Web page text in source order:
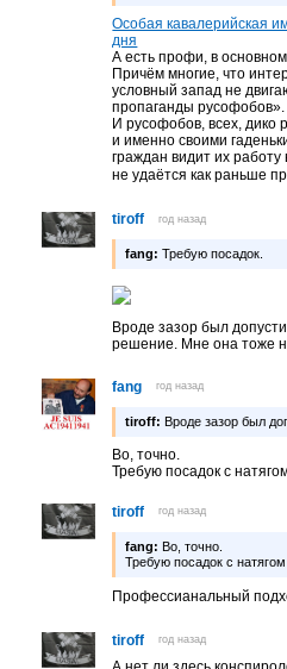
Особая кавалерийская
дня
А есть профи, в
Причём многие, что
условный запад не
пропаганды русофобов».
И русофобов, всех, дико
и именно своими
граждан видит их
не удаётся как раньше
tiroff год назад
fang: Требую посадок.
Вроде зазор был
решение. Мне она тоже
fang год назад
tiroff: Вроде зазор был
Во, точно.
Требую посадок с
tiroff год назад
fang: Во, точно.
Требую посадок с
Профессианальный
tiroff год назад